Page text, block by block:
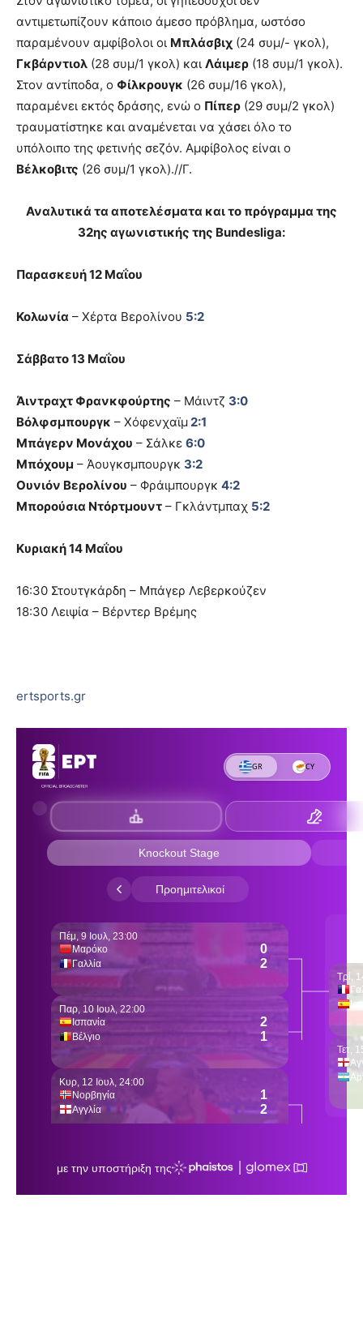
αντιμετωπίζουν κάποιο άμεσο πρόβλημα, ωστόσο
παραμένουν αμφίβολοι οι Μπλάσβιχ (24 συμ/- γκολ),
Γκβάρντιολ (28 συμ/1 γκολ) και Λάιμερ (18 συμ/1 γκολ).
Στον αντίποδα, ο Φίλκρουγκ (26 συμ/16 γκολ),
παραμένει εκτός δράσης, ενώ ο Πίπερ (29 συμ/2 γκολ)
τραυματίστηκε και αναμένεται να χάσει όλο το
υπόλοιπο της φετινής σεζόν. Αμφίβολος είναι ο
Βέλκοβιτς (26 συμ/1 γκολ).//Γ.
Αναλυτικά τα αποτελέσματα και το πρόγραμμα της
32ης αγωνιστικής της Bundesliga:
Παρασκευή 12 Μαΐου
Κολωνία – Χέρτα Βερολίνου 5:2
Σάββατο 13 Μαΐου
Άιντραχτ Φρανκφούρτης – Μάιντζ 3:0
Βόλφσμπουργκ – Χόφενχαϊμ2:1
Μπάγερν Μονάχου – Σάλκε 6:0
Μπόχουμ – Άουγκσμπουργκ 3:2
Ουνιόν Βερολίνου – Φράιμπουργκ 4:2
Μπορούσια Ντόρτμουντ – Γκλάντμπαχ 5:2
Κυριακή 14 Μαΐου
16:30 Στουτγκάρδη – Μπάγερ Λεβερκούζεν
18:30 Λειψία – Βέρντερ Βρέμης
ertsports.gr